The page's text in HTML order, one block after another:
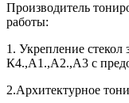
Производитель
работы:
1. Укрепление
К4.,А1.,А2.,А3 с
2.Архитектурное